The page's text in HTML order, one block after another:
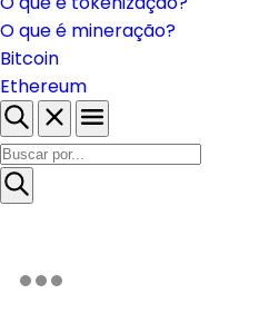
O que é mineração?
Bitcoin
Ethereum